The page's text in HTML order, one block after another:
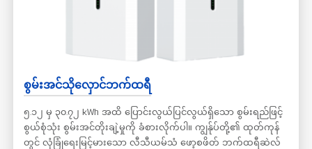
စွမ်းအင်သိုလှောင်ဘက်ထရီ
၅.၁၂ မှ ၃၀.၇၂ kWh အထိ ပြောင်းလွယ်ပြင်လွယ်ရှိသော စွမ်းရည်ဖြင့်
စွယ်စုံသုံး စွမ်းအင်တိုးချဲ့မှုကို ခံစားလိုက်ပါ။ ကျွန်ုပ်တို့၏ ထုတ်ကုန်
တွင် လုံခြုံရေးမြင့်မားသော လီသီယမ်သံ ဖော့စဖိတ် ဘက်ထရီဆဲလ်